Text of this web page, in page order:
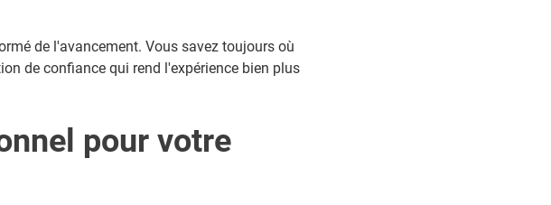
de l'avancement. Vous savez toujours où
de confiance qui rend l'expérience bien plus
pour votre